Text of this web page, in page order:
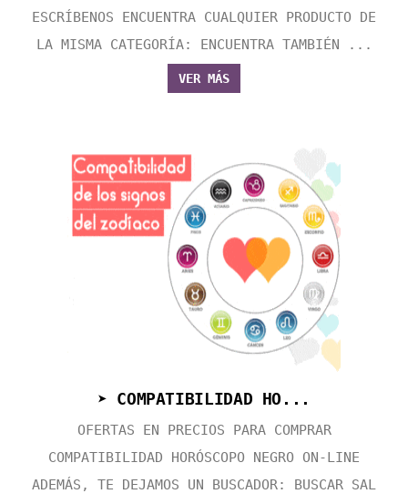
ESCRÍBENOS ENCUENTRA CUALQUIER PRODUCTO DE
LA MISMA CATEGORÍA: ENCUENTRA TAMBIÉN ...
VER MÁS
➤ COMPATIBILIDAD HO...
OFERTAS EN PRECIOS PARA COMPRAR
COMPATIBILIDAD HORÓSCOPO NEGRO ON-LINE
ADEMÁS, TE DEJAMOS UN BUSCADOR: BUSCAR SAL